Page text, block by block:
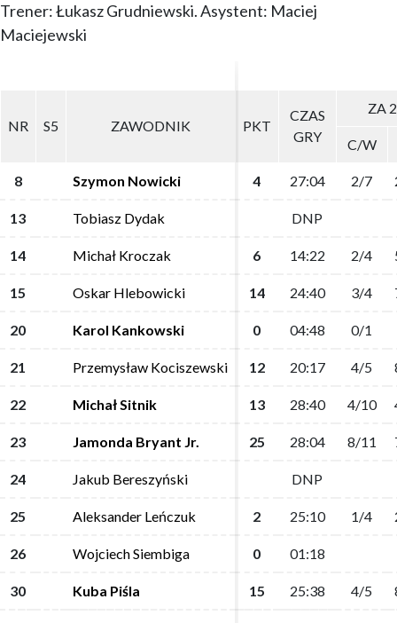
Trener: Łukasz Grudniewski. Asystent: Maciej
Maciejewski
NR S5 ZAWODNIK PKT
CZAS
GRY
ZA 2
C/W
8 Szymon Nowicki 4 27:04 2/7
13 Tobiasz Dydak DNP
14 Michał Kroczak 6 14:22 2/4
15 Oskar Hlebowicki 14 24:40 3/4
20 Karol Kankowski 0 04:48 0/1
21 Przemysław Kociszewski 12 20:17 4/5
22 Michał Sitnik 13 28:40 4/10
23 Jamonda Bryant Jr. 25 28:04 8/11
24 Jakub Bereszyński DNP
25 Aleksander Leńczuk 2 25:10 1/4
26 Wojciech Siembiga 0 01:18
30 Kuba Piśla 15 25:38 4/5
NR S5 ZAWODNIK PKT
CZAS
GRY
ZA 2
C/W
8 Szymon Nowicki 4 27:04 2/7
13 Tobiasz Dydak DNP
14 Michał Kroczak 6 14:22 2/4
15 Oskar Hlebowicki 14 24:40 3/4
20 Karol Kankowski 0 04:48 0/1
21 Przemysław Kociszewski 12 20:17 4/5
22 Michał Sitnik 13 28:40 4/10
23 Jamonda Bryant Jr. 25 28:04 8/11
24 Jakub Bereszyński DNP
25 Aleksander Leńczuk 2 25:10 1/4
26 Wojciech Siembiga 0 01:18
30 Kuba Piśla 15 25:38 4/5